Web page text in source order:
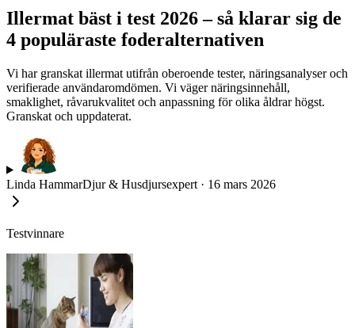
Illermat bäst i test 2026 – så klarar sig de
4 populäraste foderalternativen
Vi har granskat illermat utifrån oberoende tester, näringsanalyser och
verifierade användaromdömen. Vi väger näringsinnehåll,
smaklighet, råvarukvalitet och anpassning för olika åldrar högst.
Granskat och uppdaterat.
Linda HammarDjur & Husdjursexpert · 16 mars 2026
Testvinnare